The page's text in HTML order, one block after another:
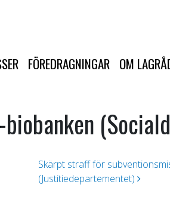
FÖREDRAGNINGAR OM
Skärpt straff för
(Justitiedepartementet)